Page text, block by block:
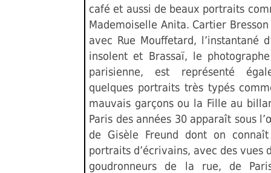
café et aussi de beaux portraits
Mademoiselle Anita. Cartier
avec Rue Mouffetard, l’instantané
insolent et Brassaï, le
parisienne, est représenté
quelques portraits très typés
mauvais garçons ou la Fille au
Paris des années 30 apparaît sous
de Gisèle Freund dont on
portraits d’écrivains, avec des vues
goudronneurs de la rue, de